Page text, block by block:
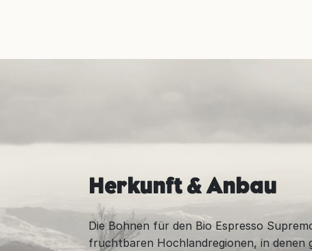
Herkunft & Anbau
Die Bohnen für den Bio Espresso
fruchtbaren Hochlandregionen, in denen